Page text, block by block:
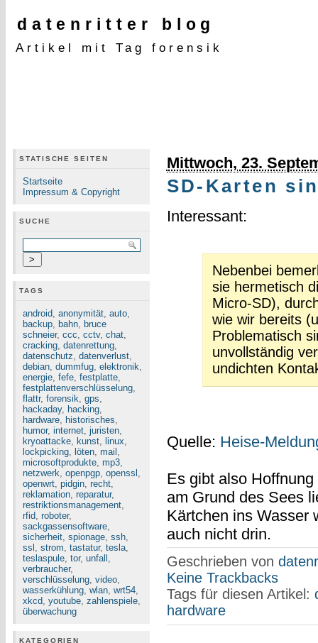
datenritter blog
Artikel mit Tag forensik
STATISCHE SEITEN
Startseite
Impressum & Copyright
SUCHE
TAGS
android, anonymität, auto,
backup, bahn, bruce
schneier, ccc, cctv, chat,
cracking, datenrettung,
datenschutz, datenverlust,
debian, dummfug, elektronik,
energie, fefe, festplatte,
festplattenverschlüsselung,
flattr, forensik, gps,
hackaday, hacking,
hardware, historisches,
humor, internet, juristen,
kryoattacke, kunst, linux,
lockpicking, löten, mail ,
microsoftprodukte, mp3,
netzwerk, openpgp, openssl ,
openwrt, pidgin, recht,
reklamation, reparatur,
restriktionsmanagement,
rfid, roboter,
sackgassensoftware,
sicherheit, spionage, ssh,
ssl , strom, tastatur, tesla,
teslaspule, tor, unfall ,
verbraucher,
verschlüsselung, video,
wasserkühlung, wlan, wrt54,
xkcd, youtube, zahlenspiele,
überwachung
KATEGORIEN
Mittwoch, 23.
SD-Karten
Interessant:
Nebenbei
sie hermetisch
Micro-SD),
wie wir bereits
Problematisch
unvollständig
undichten
Quelle: Heise-
Es gibt also
am Grund des Sees
Kärtchen ins Wasser
auch nicht drin.
Geschrieben von
Keine Trackbacks
Tags für diesen Artikel:
hardware